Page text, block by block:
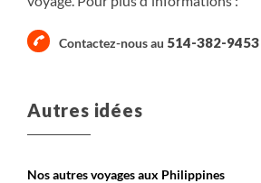
Plus de détails
Contactez-nous au 514-382-9453
Autres idées
Nos autres voyages aux Philippines